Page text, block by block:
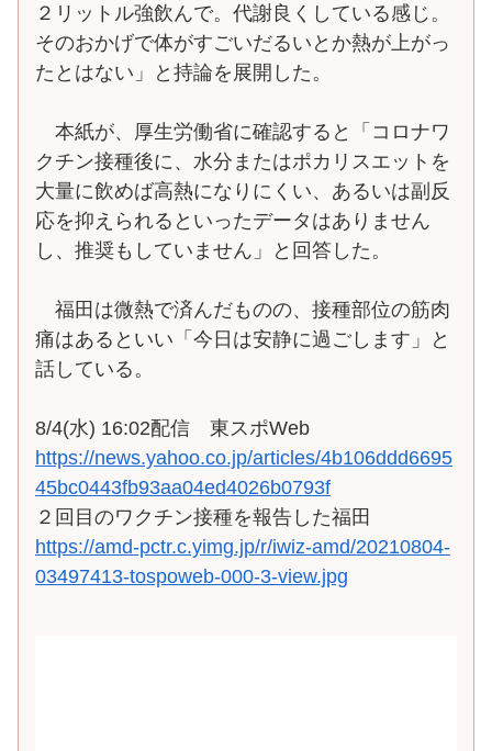
２リットル強飲んで。代謝良くしている感じ。
そのおかげで体がすごいだるいとか熱が上がっ
たとはない」と持論を展開した。
本紙が、厚生労働省に確認すると「コロナワ
クチン接種後に、水分またはポカリスエットを
大量に飲めば高熱になりにくい、あるいは副反
応を抑えられるといったデータはありません
し、推奨もしていません」と回答した。
福田は微熱で済んだものの、接種部位の筋肉
痛はあるといい「今日は安静に過ごします」と
話している。
8/4(水) 16:02配信 東スポWeb
https://news.yahoo.co.jp/articles/4b106ddd6695
45bc0443fb93aa04ed4026b0793f
２回目のワクチン接種を報告した福田
https://amd-pctr.c.yimg.jp/r/iwiz-amd/20210804-
03497413-tospoweb-000-3-view.jpg